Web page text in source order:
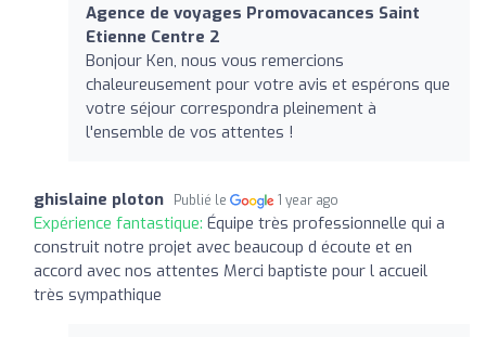
Agence de voyages Promovacances Saint
Etienne Centre 2
Bonjour Ken, nous vous remercions
chaleureusement pour votre avis et espérons que
votre séjour correspondra pleinement à
l'ensemble de vos attentes !
ghislaine ploton Publié le 1 year ago
Expérience fantastique: Équipe très professionnelle qui a
construit notre projet avec beaucoup d écoute et en
accord avec nos attentes Merci baptiste pour l accueil
très sympathique